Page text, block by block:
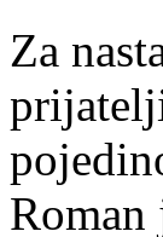
Za
Roman